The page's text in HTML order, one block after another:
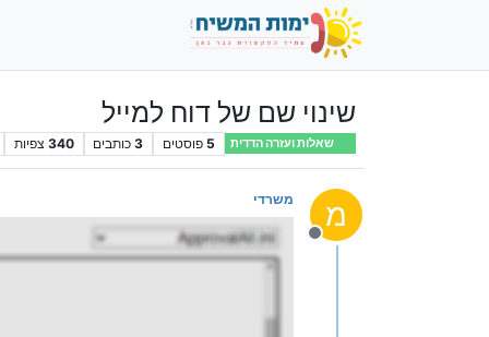
שינוי שם של דוח למייל
שאלות ועזרה הדדית 5 פוסטים 3 כותבים 340 צפיות
מ
מנותק
משרדי